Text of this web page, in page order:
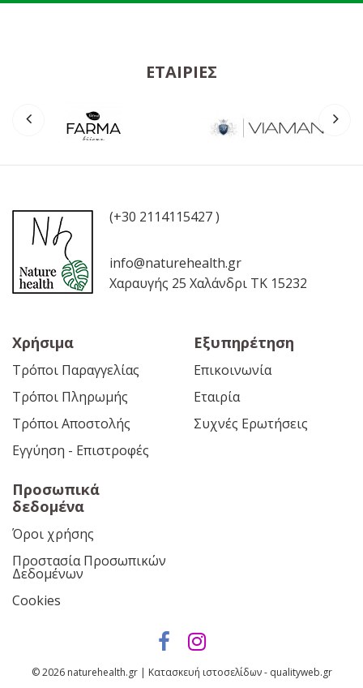
ΕΤΑΙΡΊΕΣ
(+30 2114115427 )
info@naturehealth.gr
Χαραυγής 25 Χαλάνδρι ΤΚ 15232
Χρήσιμα
Τρόποι Παραγγελίας
Τρόποι Πληρωμής
Τρόποι Αποστολής
Εγγύηση - Επιστροφές
Εξυπηρέτηση
Επικοινωνία
Εταιρία
Συχνές Ερωτήσεις
Προσωπικά
δεδομένα
Όροι χρήσης
Προστασία Προσωπικών
Δεδομένων
Cookies
© 2026 naturehealth.gr | Κατασκευή ιστοσελίδων - qualityweb.gr